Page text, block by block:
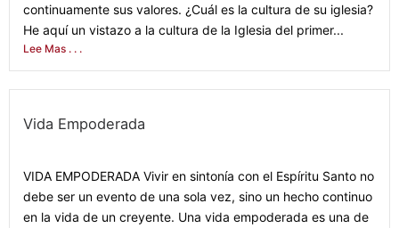
continuamente sus valores. ¿Cuál es la cultura de su iglesia?
He aquí un vistazo a la cultura de la Iglesia del primer...
Lee Mas . . .
Vida Empoderada
VIDA EMPODERADA Vivir en sintonía con el Espíritu Santo no
debe ser un evento de una sola vez, sino un hecho continuo
en la vida de un creyente. Una vida empoderada es una de